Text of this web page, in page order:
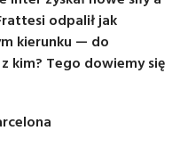
odpalił jak
kierunku — do
kim? Tego dowiemy się